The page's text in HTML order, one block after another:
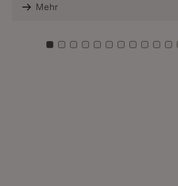
Mehr
Zu Kachel: 0
Zu Kachel: 1
Zu Kachel: 2
Zu Kachel: 3
Zu Kachel: 4
Zu Kachel: 5
Zu Kachel:
ZuZuZu